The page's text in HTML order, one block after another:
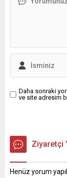
Daha sonraki
ve site adresim
Ziyaretçi
Henüz yorum